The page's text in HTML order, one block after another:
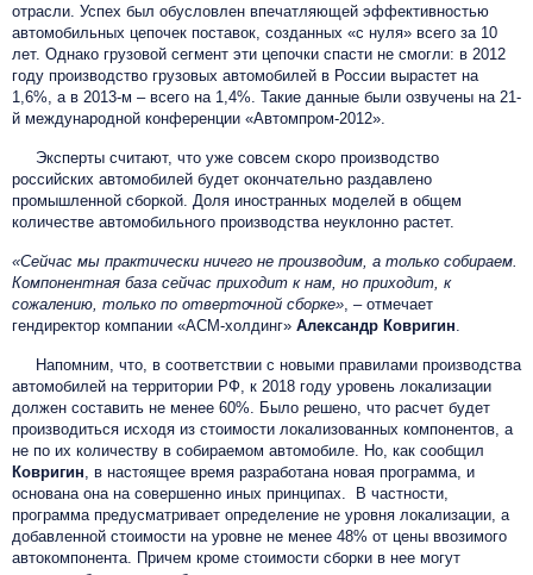
отрасли. Успех был обусловлен впечатляющей эффективностью
автомобильных цепочек поставок, созданных «с нуля» всего за 10
лет. Однако грузовой сегмент эти цепочки спасти не смогли: в 2012
году производство грузовых автомобилей в России вырастет на
1,6%, а в 2013-м – всего на 1,4%. Такие данные были озвучены на 21-
й международной конференции «Автомпром-2012».
Эксперты считают, что уже совсем скоро производство
российских автомобилей будет окончательно раздавлено
промышленной сборкой. Доля иностранных моделей в общем
количестве автомобильного производства неуклонно растет.
«Сейчас мы практически ничего не производим, а только собираем.
Компонентная база сейчас приходит к нам, но приходит, к
сожалению, только по отверточной сборке» , – отмечает
гендиректор компании «АСМ-холдинг» Александр Ковригин
Напомним, что, в соответствии с новыми правилами производства
автомобилей на территории РФ, к 2018 году уровень локализации
должен составить не менее 60%. Было решено, что расчет будет
производиться исходя из стоимости локализованных компонентов, а
не по их количеству в собираемом автомобиле. Но, как сообщил
Ковригин , в настоящее время разработана новая программа, и
основана она на совершенно иных принципах. В частности,
программа предусматривает определение не уровня локализации, а
добавленной стоимости на уровне не менее 48% от цены ввозимого
автокомпонента. Причем кроме стоимости сборки в нее могут